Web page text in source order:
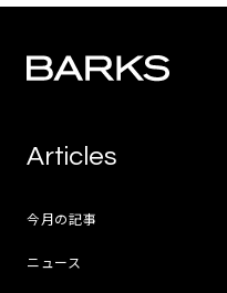
Articles
今月の記事
ニュース